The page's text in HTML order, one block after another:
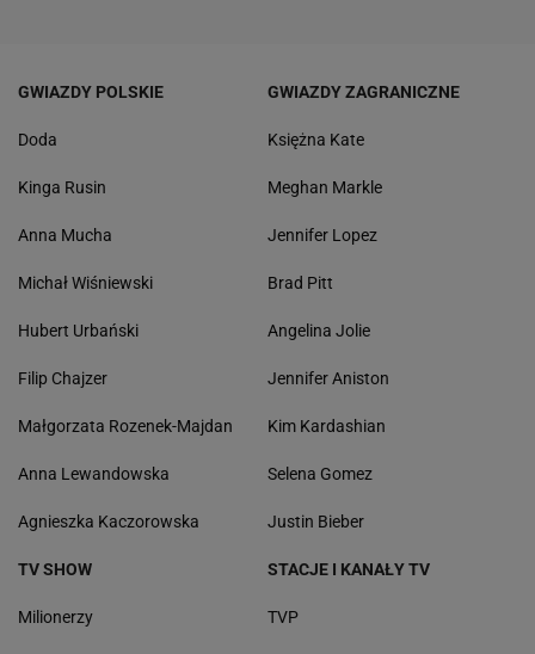
GWIAZDY POLSKIE
Doda
Kinga Rusin
Anna Mucha
Michał Wiśniewski
Hubert Urbański
Filip Chajzer
Małgorzata Rozenek-Majdan
Anna Lewandowska
Agnieszka Kaczorowska
GWIAZDY ZAGRANICZNE
Księżna Kate
Meghan Markle
Jennifer Lopez
Brad Pitt
Angelina Jolie
Jennifer Aniston
Kim Kardashian
Selena Gomez
Justin Bieber
TV SHOW
Milionerzy
STACJE I KANAŁY TV
TVP